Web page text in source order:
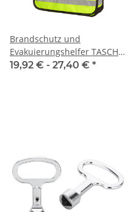
Brandschutz und
Evakuierungshelfer TASCHE
BRAND&EVAK Piktogram
19,92 € - 27,40 € *